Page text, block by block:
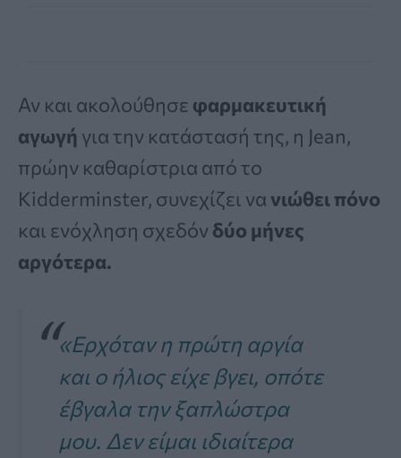
Αν και ακολούθησε φαρμακευτική
αγωγή για την κατάστασή της, η Jean,
πρώην καθαρίστρια από το
Kidderminster, συνεχίζει νανιώθει πόνο
και ενόχληση σχεδόν δύο μήνες
αργότερα.
«Ερχόταν η πρώτη αργία
και ο ήλιος είχε βγει, οπότε
έβγαλα την ξαπλώστρα
μου. Δεν είμαι ιδιαίτερα